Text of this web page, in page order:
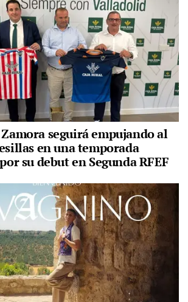
seguirá empujando al
en una temporada
su debut en Segunda RFEF